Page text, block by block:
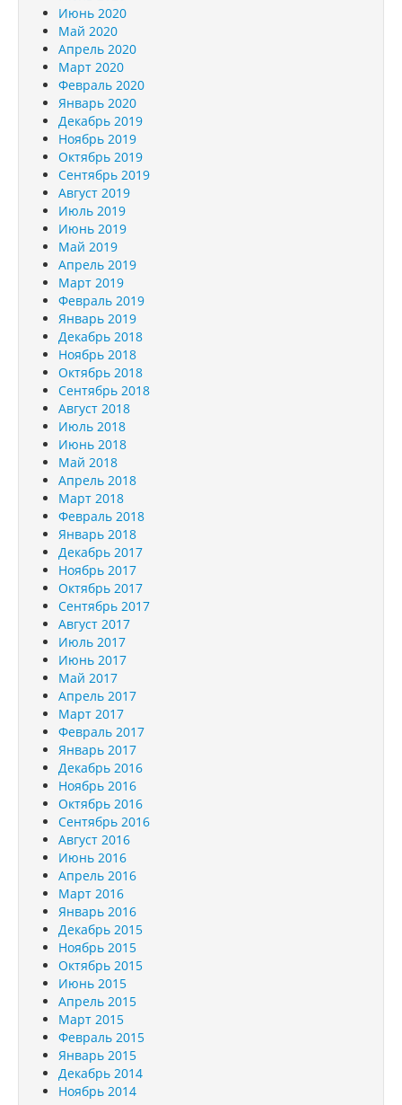
Июнь 2020
Май 2020
Апрель 2020
Март 2020
Февраль 2020
Январь 2020
Декабрь 2019
Ноябрь 2019
Октябрь 2019
Сентябрь 2019
Август 2019
Июль 2019
Июнь 2019
Май 2019
Апрель 2019
Март 2019
Февраль 2019
Январь 2019
Декабрь 2018
Ноябрь 2018
Октябрь 2018
Сентябрь 2018
Август 2018
Июль 2018
Июнь 2018
Май 2018
Апрель 2018
Март 2018
Февраль 2018
Январь 2018
Декабрь 2017
Ноябрь 2017
Октябрь 2017
Сентябрь 2017
Август 2017
Июль 2017
Июнь 2017
Май 2017
Апрель 2017
Март 2017
Февраль 2017
Январь 2017
Декабрь 2016
Ноябрь 2016
Октябрь 2016
Сентябрь 2016
Август 2016
Июнь 2016
Апрель 2016
Март 2016
Январь 2016
Декабрь 2015
Ноябрь 2015
Октябрь 2015
Июнь 2015
Апрель 2015
Март 2015
Февраль 2015
Январь 2015
Декабрь 2014
Ноябрь 2014